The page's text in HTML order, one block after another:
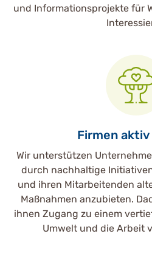
und Informationsprojekte für
Firmen aktiv
Wir unterstützen
durch nachhaltige
und ihren Mitarbeitenden
Maßnahmen anzubieten.
ihnen Zugang zu einem
Umwelt und die Arbeit